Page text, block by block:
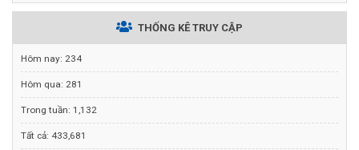
THỐNG KÊ TRUY CẬP
Hôm nay: 234
Hôm qua: 281
Trong tuần: 1,132
Tất cả: 433,681